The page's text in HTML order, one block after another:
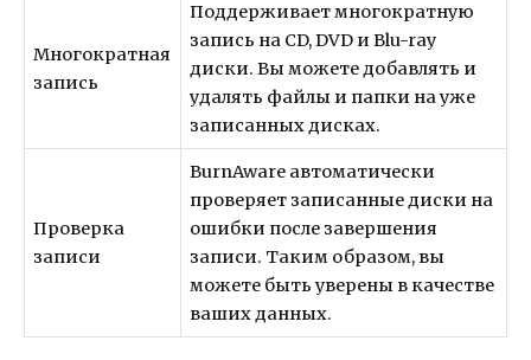
Многократная
запись
Поддерживает многократную
запись на CD, DVD и Blu-ray
диски. Вы можете добавлять и
удалять файлы и папки на уже
записанных дисках.
Проверка
записи
BurnAware автоматически
проверяет записанные диски на
ошибки после завершения
записи. Таким образом, вы
можете быть уверены в качестве
ваших данных.